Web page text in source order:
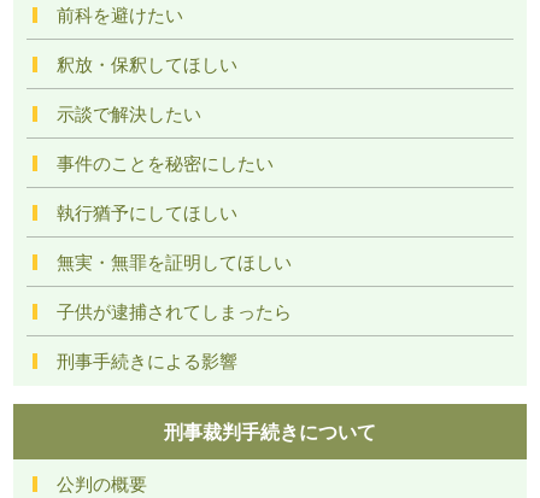
前科を避けたい
釈放・保釈してほしい
示談で解決したい
事件のことを秘密にしたい
執行猶予にしてほしい
無実・無罪を証明してほしい
子供が逮捕されてしまったら
刑事手続きによる影響
刑事裁判手続きについて
公判の概要